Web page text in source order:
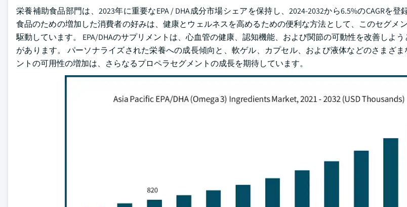
栄養補助食品部門は、2023年に重要なEPA / DHA成分市場シェアを保持し、2024-2032から6.5%のCAGRを
食品のための増加した消費者の好みは、健康とウェルネスを高めるための便利な方法として、このセグメ
駆動しています。 EPA/DHAのサプリメントは、心血管の健康、認知機能、および関節の可動性を改善しよ
があります。 パーソナライズされた栄養への成長傾向と、軟ゲル、カプセル、および液体などのさまざ
ントの可用性の増加は、さらなるプロペラセグメントの成長を期待しています。